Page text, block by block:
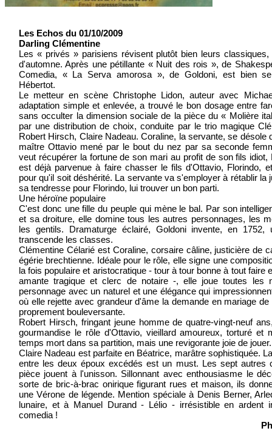
Les Echos du 01/10/2009
Darling Clémentine
Les « privés » parisiens révisent plutôt bien leurs
d'automne. Après une pétillante « Nuit des rois », de
Comedia, « La Serva amorosa », de Goldoni, est bien
Hébertot.
Le metteur en scène Christophe Lidon, auteur avec
adaptation simple et enlevée, a trouvé le bon dosage entre
sans occulter la dimension sociale de la pièce du « Molière
par une distribution de choix, conduite par le trio magique
Robert Hirsch, Claire Nadeau. Coraline, la servante, se désole
maître Ottavio mené par le bout du nez par sa seconde
veut récupérer la fortune de son mari au profit de son fils idiot,
est déjà parvenue à faire chasser le fils d'Ottavio, Florindo,
pour qu'il soit déshérité. La servante va s'employer à rétablir la
sa tendresse pour Florindo, lui trouver un bon parti.
Une héroïne populaire
C'est donc une fille du peuple qui mène le bal. Par son
et sa droiture, elle domine tous les autres personnages, les
les gentils. Dramaturge éclairé, Goldoni invente, en 1752,
transcende les classes.
Clémentine Célarié est Coraline, corsaire câline, justicière de
égérie brechtienne. Idéale pour le rôle, elle signe une
la fois populaire et aristocratique - tour à tour bonne à tout faire
amante tragique et clerc de notaire -, elle joue toutes les
personnage avec un naturel et une élégance qui
où elle rejette avec grandeur d'âme la demande en mariage de
proprement bouleversante.
Robert Hirsch, fringant jeune homme de quatre-vingt-neuf
gourmandise le rôle d'Ottavio, vieillard amoureux, torturé et
temps mort dans sa partition, mais une revigorante joie de jouer.
Claire Nadeau est parfaite en Béatrice, marâtre sophistiquée.
entre les deux époux excédés est un must. Les sept autres
pièce jouent à l'unisson. Sillonnant avec enthousiasme le
sorte de bric-à-brac onirique figurant rues et maison, ils
une Vérone de légende. Mention spéciale à Denis Berner,
lunaire, et à Manuel Durand - Lélio - irrésistible en ardent
comedia !